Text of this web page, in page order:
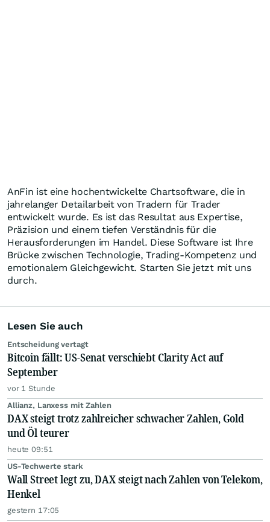
AnFin ist eine hochentwickelte Chartsoftware, die in
jahrelanger Detailarbeit von Tradern für Trader
entwickelt wurde. Es ist das Resultat aus Expertise,
Präzision und einem tiefen Verständnis für die
Herausforderungen im Handel. Diese Software ist Ihre
Brücke zwischen Technologie, Trading-Kompetenz und
emotionalem Gleichgewicht. Starten Sie jetzt mit uns
durch.
Lesen Sie auch
Entscheidung vertagt
Bitcoin fällt: US-Senat verschiebt Clarity Act auf
September
vor 1 Stunde
Allianz, Lanxess mit Zahlen
DAX steigt trotz zahlreicher schwacher Zahlen, Gold
und Öl teurer
heute 09:51
US-Techwerte stark
Wall Street legt zu, DAX steigt nach Zahlen von Telekom,
Henkel
gestern 17:05